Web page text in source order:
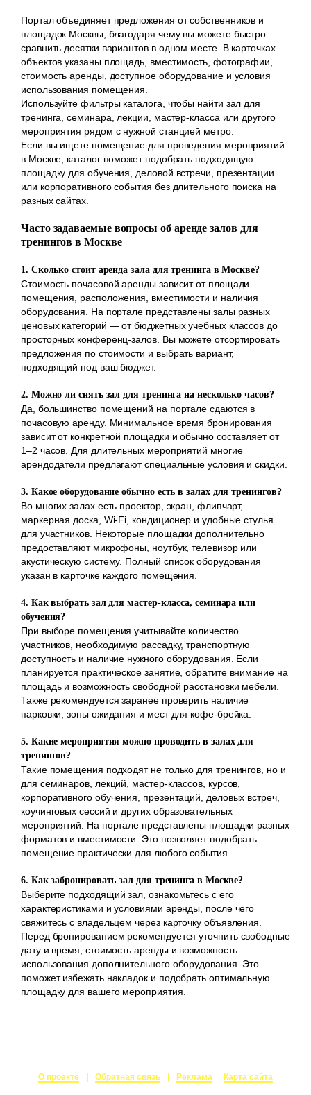
Портал объединяет предложения от собственников и
площадок Москвы, благодаря чему вы можете быстро
сравнить десятки вариантов в одном месте. В карточках
объектов указаны площадь, вместимость, фотографии,
стоимость аренды, доступное оборудование и условия
использования помещения.
Используйте фильтры каталога, чтобы найти зал для
тренинга, семинара, лекции, мастер-класса или другого
мероприятия рядом с нужной станцией метро.
Если вы ищете помещение для проведения мероприятий
в Москве, каталог поможет подобрать подходящую
площадку для обучения, деловой встречи, презентации
или корпоративного события без длительного поиска на
разных сайтах.
Часто задаваемые вопросы об аренде залов для
тренингов в Москве
1. Сколько стоит аренда зала для тренинга в Москве?
Стоимость почасовой аренды зависит от площади
помещения, расположения, вместимости и наличия
оборудования. На портале представлены залы разных
ценовых категорий — от бюджетных учебных классов до
просторных конференц-залов. Вы можете отсортировать
предложения по стоимости и выбрать вариант,
подходящий под ваш бюджет.
2. Можно ли снять зал для тренинга на несколько часов?
Да, большинство помещений на портале сдаются в
почасовую аренду. Минимальное время бронирования
зависит от конкретной площадки и обычно составляет от
1–2 часов. Для длительных мероприятий многие
арендодатели предлагают специальные условия и скидки.
3. Какое оборудование обычно есть в залах для тренингов?
Во многих залах есть проектор, экран, флипчарт,
маркерная доска, Wi-Fi, кондиционер и удобные стулья
для участников. Некоторые площадки дополнительно
предоставляют микрофоны, ноутбук, телевизор или
акустическую систему. Полный список оборудования
указан в карточке каждого помещения.
4. Как выбрать зал для мастер-класса, семинара или
обучения?
При выборе помещения учитывайте количество
участников, необходимую рассадку, транспортную
доступность и наличие нужного оборудования. Если
планируется практическое занятие, обратите внимание на
площадь и возможность свободной расстановки мебели.
Также рекомендуется заранее проверить наличие
парковки, зоны ожидания и мест для кофе-брейка.
5. Какие мероприятия можно проводить в залах для
тренингов?
Такие помещения подходят не только для тренингов, но и
для семинаров, лекций, мастер-классов, курсов,
корпоративного обучения, презентаций, деловых встреч,
коучинговых сессий и других образовательных
мероприятий. На портале представлены площадки разных
форматов и вместимости. Это позволяет подобрать
помещение практически для любого события.
6. Как забронировать зал для тренинга в Москве?
Выберите подходящий зал, ознакомьтесь с его
характеристиками и условиями аренды, после чего
свяжитесь с владельцем через карточку объявления.
Перед бронированием рекомендуется уточнить свободные
дату и время, стоимость аренды и возможность
использования дополнительного оборудования. Это
поможет избежать накладок и подобрать оптимальную
площадку для вашего мероприятия.
О проекте Обратная связь Реклама Карта сайта